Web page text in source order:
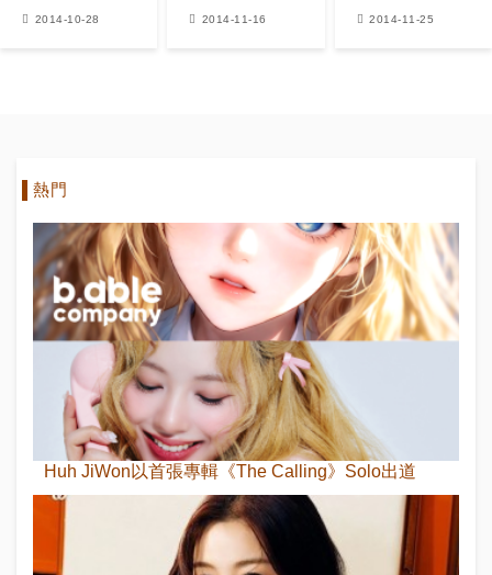
堂弔唁
2014-10-28
且心緒凌亂
2014-11-16
奎賢新專輯，
2014-11-25
熱門
Huh JiWon以首張專輯《The Calling》Solo出道